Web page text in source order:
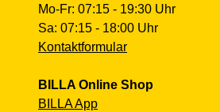
Mo-Fr: 07:15 - 19:30 Uhr
Sa: 07:15 - 18:00 Uhr
Kontaktformular
BILLA Online Shop
BILLA App